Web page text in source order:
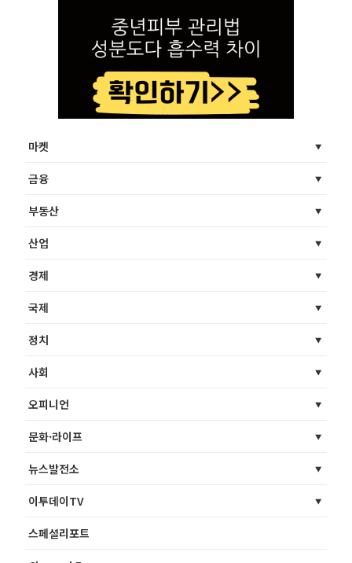
마켓
금융
부동산
산업
경제
국제
정치
사회
오피니언
문화·라이프
뉴스발전소
이투데이TV
스페셜리포트